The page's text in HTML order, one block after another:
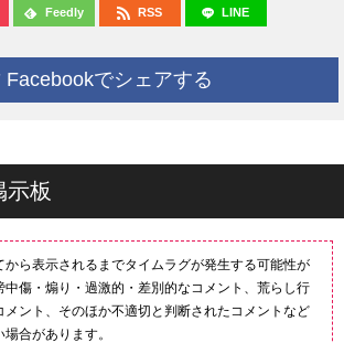
Feedly RSS LINE
Facebookでシェアする
示板
から表示されるまでタイムラグが発生する可能性が
中傷・煽り・過激的・差別的なコメント、荒らし行
メント、そのほか不適切と判断されたコメントなど
合があります。